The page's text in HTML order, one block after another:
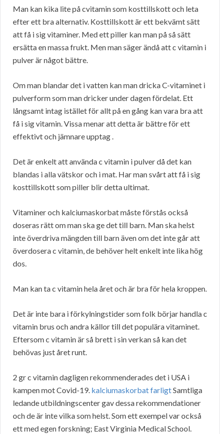
Man kan kika lite på cvitamin som kosttillskott och leta
efter ett bra alternativ. Kosttillskott är ett bekvämt sätt
att få i sig vitaminer. Med ett piller kan man på så sätt
ersätta en massa frukt. Men man säger ändå att c vitamin i
pulver är något bättre.
Om man blandar det i vatten kan man dricka C-vitaminet i
pulverform som man dricker under dagen fördelat. Ett
långsamt intag istället för allt på en gång kan vara bra att
få i sig vitamin. Vissa menar att detta är bättre för ett
effektivt och jämnare upptag .
Det är enkelt att använda c vitamin i pulver då det kan
blandas i alla vätskor och i mat. Har man svårt att få i sig
kosttillskott som piller blir detta ultimat.
Vitaminer och kalciumaskorbat måste förstås också
doseras rätt om man ska ge det till barn. Man ska helst
inte överdriva mängden till barn även om det inte går att
överdosera c vitamin, de behöver helt enkelt inte lika hög
dos.
Man kan ta c vitamin hela året och är bra för hela kroppen.
Det är inte bara i förkylningstider som folk börjar handla c
vitamin brus och andra källor till det populära vitaminet.
Eftersom c vitamin är så brett i sin verkan så kan det
behövas just året runt.
2 gr c vitamin dagligen rekommenderades det i USA i
kampen mot Covid-19. kalciumaskorbat farligtSamtliga
ledande utbildningscenter gav dessa rekommendationer
och de är inte vilka som helst. Som ett exempel var också
ett med egen forskning; East Virginia Medical School.